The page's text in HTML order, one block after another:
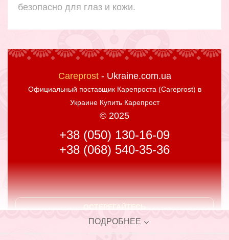
безопасно для глаз и кожи.
Careprost- Ukraine.com.ua
Официальный поставщик Карепроста (Careprost) в
Украине Купить Карепрост
© 2025
+38 (050) 130-16-09
+38 (068) 540-35-36
ОСТЕРЕГАЙТЕСЬ
ПОДДЕЛОК
ПОДРОБНЕЕ